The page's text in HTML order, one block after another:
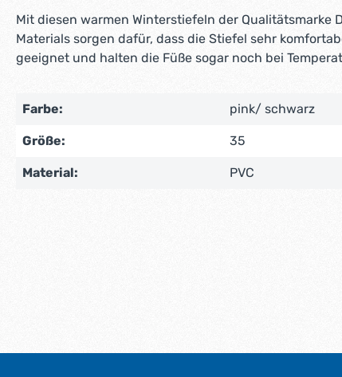
Mit diesen warmen Winterstiefeln der Qualitätsmarke
Materials sorgen dafür, dass die Stiefel sehr
geeignet und halten die Füße sogar noch bei
Farbe: pink/ schwarz
Größe: 35
Material: PVC